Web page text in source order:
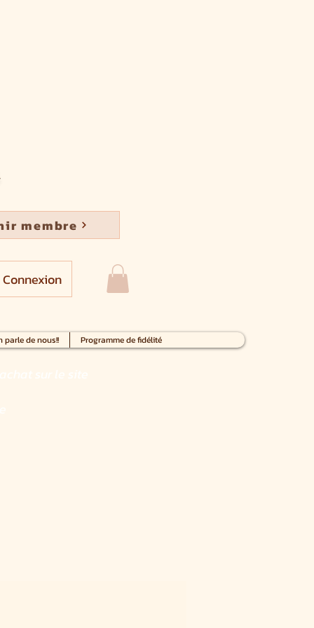
membre
Connexion
parle de nous!! Programme de fidélité